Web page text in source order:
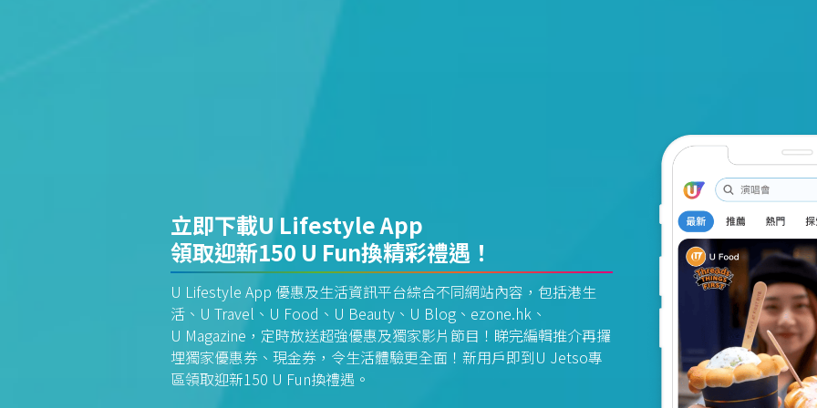
立即下載U Lifestyle App
領取迎新150 U Fun換精彩禮遇！
U Lifestyle App 優惠及生活資訊平台綜合不同網站內容，包括港生
活、U Travel、U Food、U Beauty、U Blog、ezone.hk、
U Magazine，定時放送超強優惠及獨家影片節目！睇完編輯推介再攞
埋獨家優惠券、現金券，令生活體驗更全面！新用戶即到U Jetso專
區領取迎新150 U Fun換禮遇。